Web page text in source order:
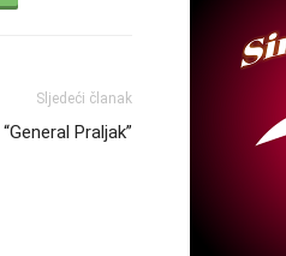
Sljedeći članak
Praljak”